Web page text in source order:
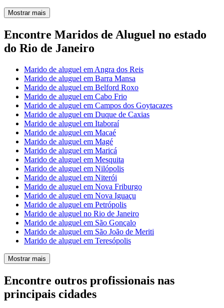
Mostrar mais
Encontre Maridos de Aluguel no estado
do Rio de Janeiro
Marido de aluguel em Angra dos Reis
Marido de aluguel em Barra Mansa
Marido de aluguel em Belford Roxo
Marido de aluguel em Cabo Frio
Marido de aluguel em Campos dos Goytacazes
Marido de aluguel em Duque de Caxias
Marido de aluguel em Itaboraí
Marido de aluguel em Macaé
Marido de aluguel em Magé
Marido de aluguel em Maricá
Marido de aluguel em Mesquita
Marido de aluguel em Nilópolis
Marido de aluguel em Niterói
Marido de aluguel em Nova Friburgo
Marido de aluguel em Nova Iguaçu
Marido de aluguel em Petrópolis
Marido de aluguel no Rio de Janeiro
Marido de aluguel em São Gonçalo
Marido de aluguel em São João de Meriti
Marido de aluguel em Teresópolis
Mostrar mais
Encontre outros profissionais nas
principais cidades